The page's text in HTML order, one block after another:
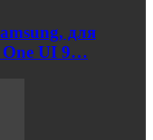
для
One UI 9…